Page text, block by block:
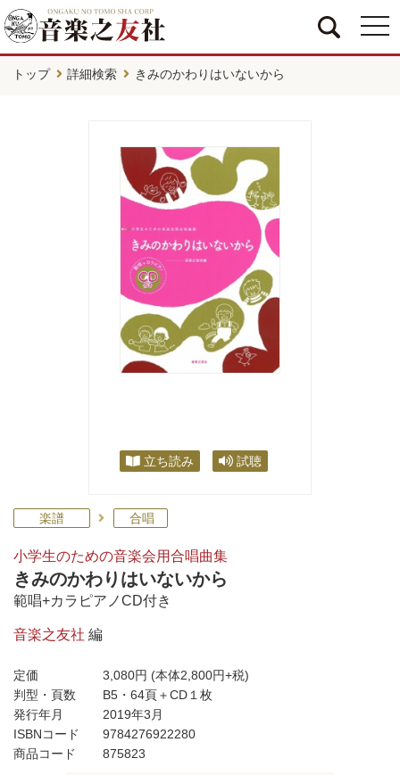
トップ 詳細検索 きみのかわりはいないから
立ち読み 試聴
楽譜 合唱
小学生のための音楽会用合唱曲集
きみのかわりはいないから
範唱+カラピアノCD付き
音楽之友社 編
定価 3,080円 (本体2,800円+税)
判型・頁数
B5・64頁＋CD１枚
発行年月
2019年3月
ISBNコード
9784276922280
商品コード
875823